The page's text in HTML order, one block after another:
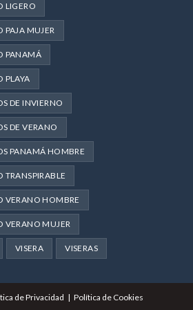
LIGERO
PAJA MUJER
PANAMÁ
PLAYA
DE INVIERNO
DE VERANO
PANAMÁ HOMBRE
TRANSPIRABLE
VERANO HOMBRE
VERANO MUJER
VISERA VISERAS
de Privacidad Política de Cookies